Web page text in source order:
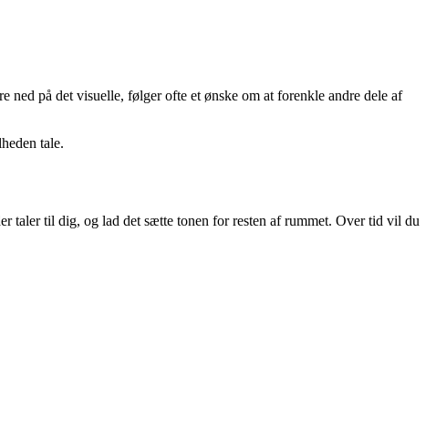
ned på det visuelle, følger ofte et ønske om at forenkle andre dele af
tale.
taler til dig, og lad det sætte tonen for resten af rummet. Over tid vil du